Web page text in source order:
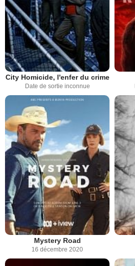
City Homicide, l'enfer du crime
Date de sortie inconnue
Mystery Road
16 décembre 2020